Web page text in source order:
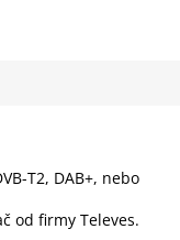
T2, DAB+, nebo
od firmy Televes.